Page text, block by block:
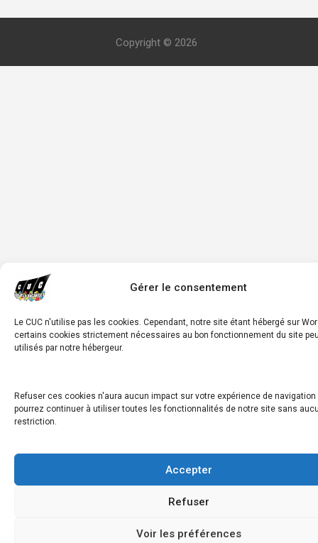
Gérer le consentement
Le CUC n'utilise pas les cookies. Cependant, notre site étant hébergé sur
certains cookies strictement nécessaires au bon fonctionnement du site
utilisés par notre hébergeur.
Refuser ces cookies n'aura aucun impact sur votre expérience de navigation
pourrez continuer à utiliser toutes les fonctionnalités de notre site sans
restriction.
Accepter
Refuser
Voir les préférences
Copyright © 2026